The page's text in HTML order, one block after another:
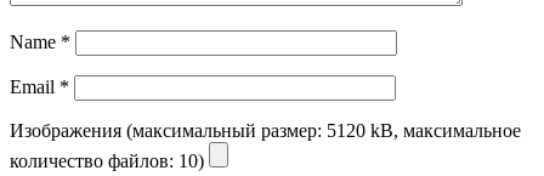
Name *
Email *
Изображения (максимальный размер: 5120 kB, максимальное
количество файлов: 10)